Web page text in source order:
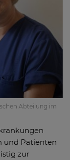
Abteilung im
und Patienten
zur